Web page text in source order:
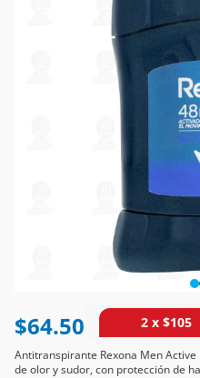
$64.50 2 x $105
Antitranspirante Rexona Men
de olor y sudor, con protección de